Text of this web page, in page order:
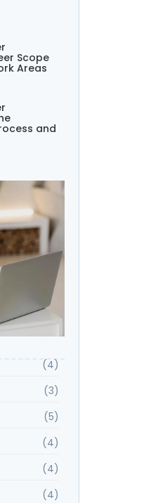
Scope
Areas
and
(4)
(3)
(5)
(4)
(4)
(4)